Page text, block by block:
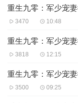
重生九零：军少宠
3470 10:48
重生九零：军少宠
3818 12:15
重生九零：军少宠
3500 09:25